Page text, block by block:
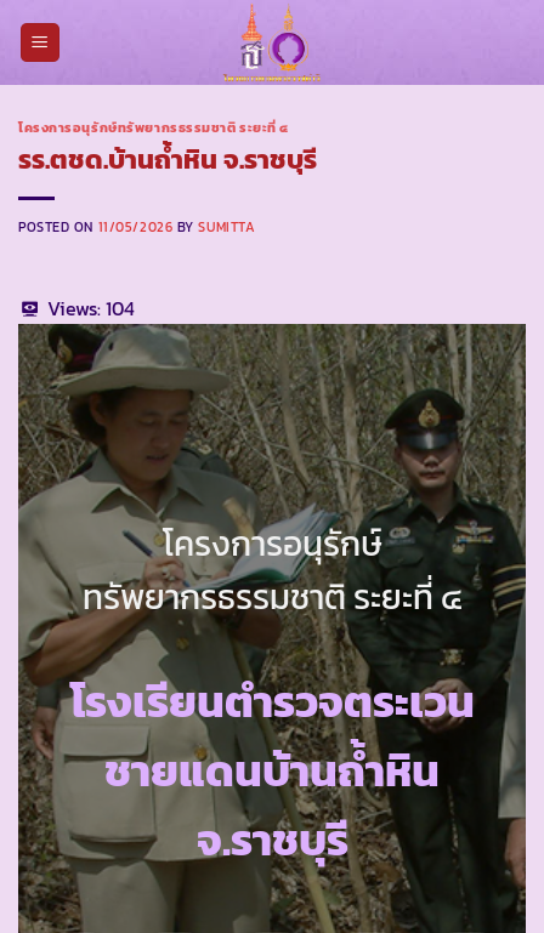
โครงการอนุรักษ์ทรัพยากรธรรมชาติ ระยะที่ ๔
รร.ตชด.บ้านถ้ำหิน จ.ราชบุรี
POSTED ON 11/05/2026 BYSUMITTA
Views:104
โครงการอนุรักษ์
ทรัพยากรธรรมชาติ ระยะที่ ๔
โรงเรียนตำรวจตระเวน
ชายแดนบ้านถ้ำหิน
จ.ราชบุรี